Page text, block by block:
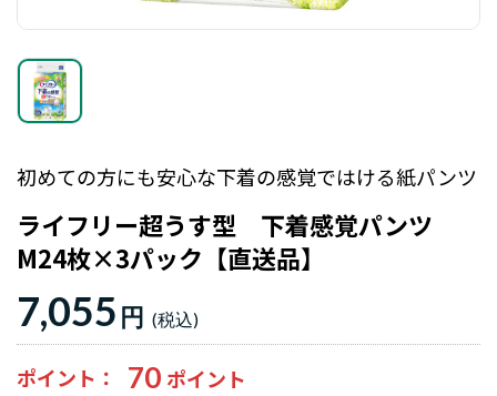
初めての方にも安心な下着の感覚ではける紙パンツ
ライフリー超うす型 下着感覚パンツ
M24枚×3パック【直送品】
7,055 円
ポイント 70